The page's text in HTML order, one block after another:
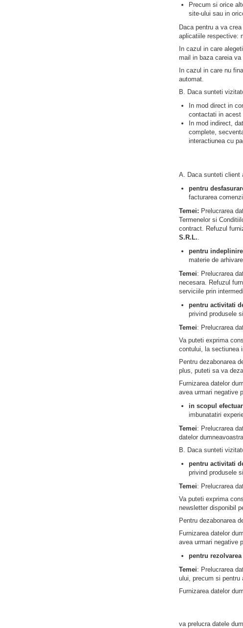
Precum si orice
site-ului sau in
Daca pentru a va
aplicatiile respective:
In cazul in care
mail in baza careia
In cazul in care nu
automat.
B. Daca sunteti
In mod direct in
contactati in acest
In mod indirect,
complete,
interactiunea cu
A. Daca sunteti client
pentru
facturarea
Temei: Prelucrarea
Termenelor si
contract. Refuzul
S.R.L..
pentru
materie de
Temei: Prelucrarea
necesara. Refuzul
serviciile prin
pentru activitati
privind produsele
Temei: Prelucrarea
Va puteti exprima
contului, la sectiunea
Pentru dezabonarea
plus, puteti sa va
Furnizarea datelor
avea urmari negative
in scopul
imbunatatiri
Temei: Prelucrarea
datelor
B. Daca sunteti
pentru activitati
privind produsele
Temei: Prelucrarea
Va puteti exprima
newsletter disponibil
Pentru dezabonarea
Furnizarea datelor
avea urmari negative
pentru
Temei: Prelucrarea
ului, precum si pentru
Furnizarea datelor
va prelucra datele